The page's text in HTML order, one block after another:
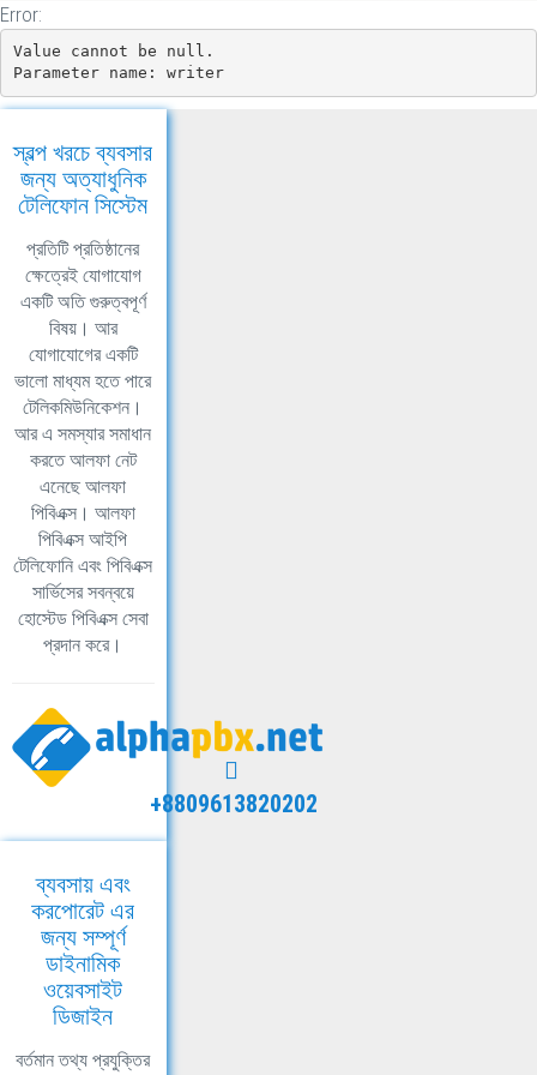
Error:
Value cannot be null.
Parameter name: writer
স্বল্প খরচে ব্যবসার
জন্য অত্যাধুনিক
টেলিফোন সিস্টেম
প্রতিটি প্রতিষ্ঠানের
ক্ষেত্রেই যোগাযোগ
একটি অতি গুরুত্বপূর্ণ
বিষয়। আর
যোগাযোগের একটি
ভালো মাধ্যম হতে পারে
টেলিকমিউনিকেশন।
আর এ সমস্যার সমাধান
করতে আলফা নেট
এনেছে আলফা
পিবিএক্স। আলফা
পিবিএক্স আইপি
টেলিফোনি এবং পিবিএক্স
সার্ভিসের সবন্বয়ে
হোস্টেড পিবিএক্স সেবা
প্রদান করে।
+8809613820202
ব্যবসায় এবং
করপোরেট এর
জন্য সম্পূর্ণ
ডাইনামিক
ওয়েবসাইট
ডিজাইন
বর্তমান তথ্য প্রযুক্তির